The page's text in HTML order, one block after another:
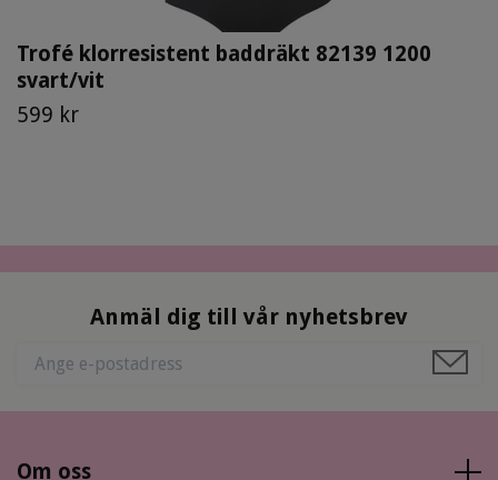
Trofé klorresistent baddräkt 82139 1200
svart/vit
599 kr
Anmäl dig till vår nyhetsbrev
Om oss